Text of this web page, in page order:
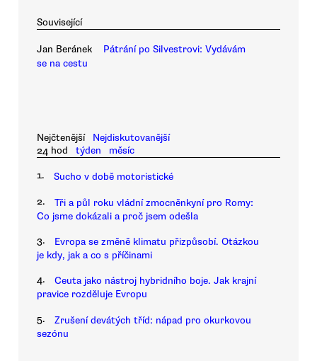
Související
Jan Beránek
Pátrání po Silvestrovi: Vydávám
se na cestu
Nejčtenější
Nejdiskutovanější
24 hod
týden měsíc
1. Sucho v době motoristické
2.
Tři a půl roku vládní zmocněnkyní pro Romy:
Co jsme dokázali a proč jsem odešla
3.
Evropa se změně klimatu přizpůsobí. Otázkou
je kdy, jak a co s příčinami
4.
Ceuta jako nástroj hybridního boje. Jak krajní
pravice rozděluje Evropu
5.
Zrušení devátých tříd: nápad pro okurkovou
sezónu